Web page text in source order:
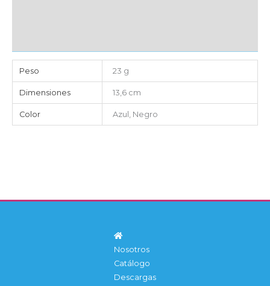
Peso 23 g
Dimensiones 13,6 cm
Color Azul, Negro
Nosotros
Catálogo
Descargas